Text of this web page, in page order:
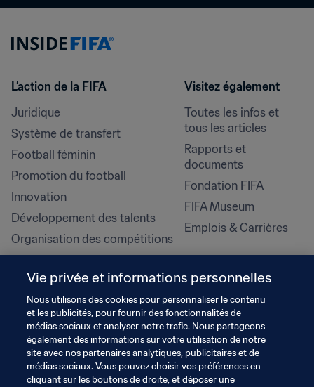
L’action de la FIFA
Juridique
Système de transfert
Football féminin
Promotion du football
Innovation
Développement des talents
Organisation des compétitions
Développement durable
Droits de l'homme et lutte contre
la discrimination
Santé et médical
Initiatives en matière de
formation
Visitez également
Toutes les infos et
tous les articles
Rapports et
documents
Fondation FIFA
FIFA Museum
Emplois & Carrières
Vie privée et informations personnelles
Nous utilisons des cookies pour personnaliser le contenu
et les publicités, pour fournir des fonctionnalités de
médias sociaux et analyser notre trafic. Nous partageons
également des informations sur votre utilisation de notre
site avec nos partenaires analytiques, publicitaires et de
médias sociaux. Vous pouvez choisir vos préférences en
cliquant sur les boutons de droite, et déposer une